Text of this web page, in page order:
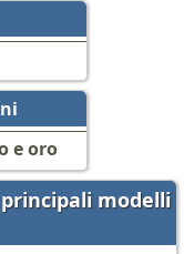
e oro
modelli